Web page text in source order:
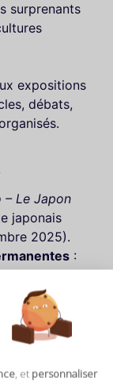
, et personnaliser
surprenants
expositions
débats,
– Le Japon
japonais
2025).
:
entre